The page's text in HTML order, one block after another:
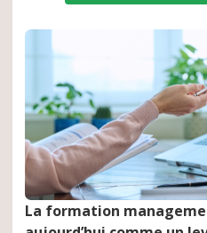
La formation